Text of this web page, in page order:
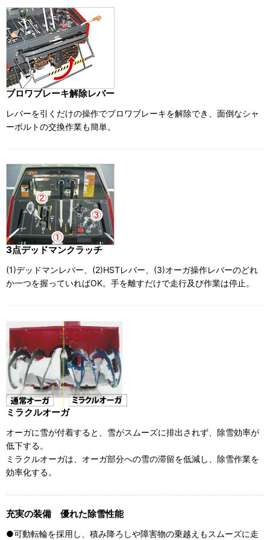
ブロワブレーキ解除レバー
レバーを引くだけの操作でブロワブレーキを解除でき、面倒なシャ
ーボルトの交換作業も簡単。
3点デッドマンクラッチ
(1)デッドマンレバー、(2)HSTレバー、(3)オーガ操作レバーのどれ
か一つを握っていればOK。手を離すだけで走行及び作業は停止。
ミラクルオーガ
オーガに雪が付着すると、雪がスムーズに排出されず、除雪効率が
低下する。
ミラクルオーガは、オーガ部分への雪の滞留を低減し、除雪作業を
効率化する。
充実の装備 優れた除雪性能
●可動転輪を採用し、積み降ろしや障害物の乗越えもスムーズに走